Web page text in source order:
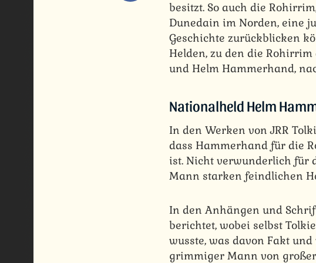
besitzt. So auch die
Dunedain im Norden, eine
Geschichte zurückblicken
Helden, zu den die
und Helm Hammerhand,
Nationalheld Helm
In den Werken von JRR
dass Hammerhand für die
ist. Nicht verwunderlich für
Mann starken feindlichen
In den Anhängen und
berichtet, wobei selbst
wusste, was davon Fakt
grimmiger Mann von